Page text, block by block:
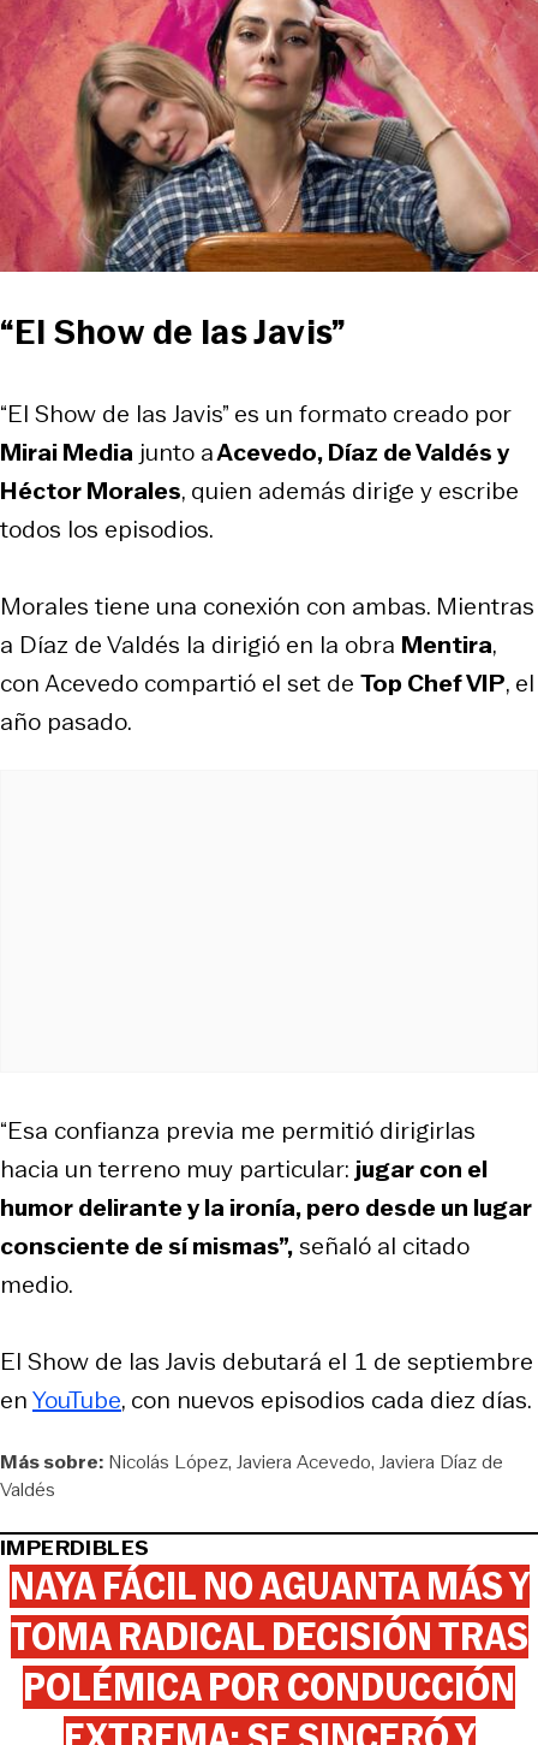
“El Show de las Javis”
“El Show de las Javis” es un formato creado por
Mirai Media junto aAcevedo, Díaz de Valdés y
Héctor Morales, quien además dirige y escribe
todos los episodios.
Morales tiene una conexión con ambas. Mientras
a Díaz de Valdés la dirigió en la obra Mentira,
con Acevedo compartió el set de Top Chef VIP, el
año pasado.
“Esa confianza previa me permitió dirigirlas
hacia un terreno muy particular:jugar con el
humor delirante y la ironía, pero desde un lugar
consciente de sí mismas”,señaló al citado
medio.
El Show de las Javis debutará el 1 de septiembre
enYouTube, con nuevos episodios cada diez días.
Más sobre: Nicolás López Javiera Acevedo Javiera Díaz de
Valdés
IMPERDIBLES
NAYA FÁCIL NO AGUANTA MÁS Y
TOMA RADICAL DECISIÓN TRAS
POLÉMICA POR CONDUCCIÓN